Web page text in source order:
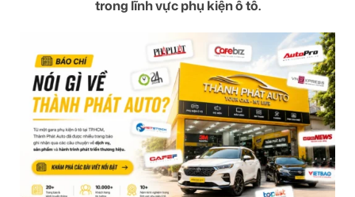
trong lĩnh vực phụ kiện ô tô.